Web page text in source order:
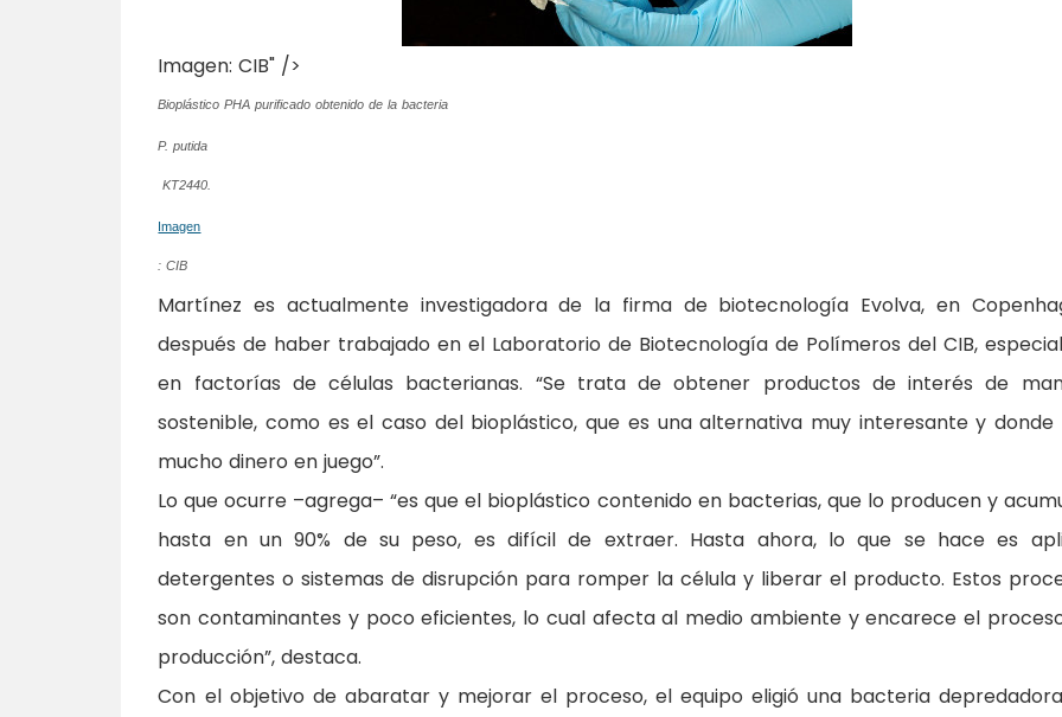
Imagen: CIB" />
Bioplástico PHA purificado obtenido de la bacteria
P. putida
KT2440.
Imagen
: CIB
Martínez es actualmente investigadora de la firma de biotecnología Evolva, en
después de haber trabajado en el Laboratorio de Biotecnología de Polímeros del CIB,
en factorías de células bacterianas. “Se trata de obtener productos de interés de
sostenible, como es el caso del bioplástico, que es una alternativa muy interesante y donde
mucho dinero en juego”.
Lo que ocurre –agrega– “es que el bioplástico contenido en bacterias, que lo producen y
hasta en un 90% de su peso, es difícil de extraer. Hasta ahora, lo que se hace es
detergentes o sistemas de disrupción para romper la célula y liberar el producto. Estos
son contaminantes y poco eficientes, lo cual afecta al medio ambiente y encarece el
producción”, destaca.
Con el objetivo de abaratar y mejorar el proceso, el equipo eligió una bacteria